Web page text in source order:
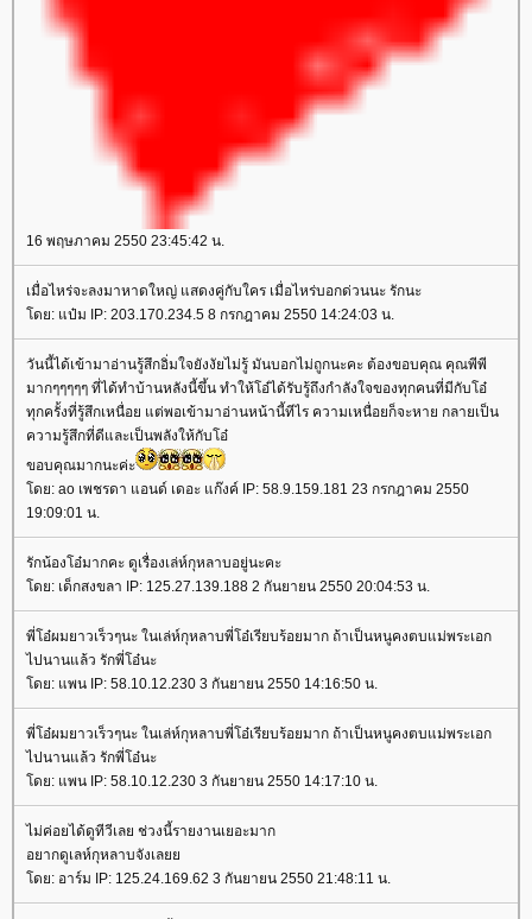
16 พฤษภาคม 2550 23:45:42 น.
เมื่อไหร่จะลงมาหาดใหญ่ แสดงคู่กับใคร เมื่อไหร่บอกด่วนนะ รักนะ
โดย: แป๋ม IP: 203.170.234.5 8 กรกฎาคม 2550 14:24:03 น.
วันนี้ได้เข้ามาอ่านรู้สึกอิ่มใจยังงัยไม่รู้ มันบอกไม่ถูกนะคะ ต้องขอบคุณ คุณพีพี
มากๆๆๆๆๆ ที่ได้ทำบ้านหลังนี้ขึ้น ทำให้โอ๋ได้รับรู้ถึงกำลังใจของทุกคนที่มีกับโอ๋
ทุกครั้งที่รู้สึกเหนื่อย แต่พอเข้ามาอ่านหน้านี้ทีไร ความเหนื่อยก็จะหาย กลายเป็น
ความรู้สึกที่ดีและเป็นพลังให้กับโอ๋
ขอบคุณมากนะค่ะ
โดย: ao เพชรดา แอนด์ เดอะ แก๊งค์ IP: 58.9.159.181 23 กรกฎาคม 2550
19:09:01 น.
รักน้องโอ๋มากคะ ดูเรื่องเล่ห์กุหลาบอยู่นะคะ
โดย: เด็กสงขลา IP: 125.27.139.188 2 กันยายน 2550 20:04:53 น.
พี่โอ๋ผมยาวเร็วๆนะ ในเล่ห์กุหลาบพี่โอ๋เรียบร้อยมาก ถ้าเป็นหนูคงตบแม่พระเอก
ไปนานแล้ว รักพี่โอ๋นะ
โดย: แพน IP: 58.10.12.230 3 กันยายน 2550 14:16:50 น.
พี่โอ๋ผมยาวเร็วๆนะ ในเล่ห์กุหลาบพี่โอ๋เรียบร้อยมาก ถ้าเป็นหนูคงตบแม่พระเอก
ไปนานแล้ว รักพี่โอ๋นะ
โดย: แพน IP: 58.10.12.230 3 กันยายน 2550 14:17:10 น.
ไม่ค่อยได้ดูทีวีเลย ช่วงนี้รายงานเยอะมาก
อยากดูเลห์กุหลาบจังเลยย
โดย: อาร์ม IP: 125.24.169.62 3 กันยายน 2550 21:48:11 น.